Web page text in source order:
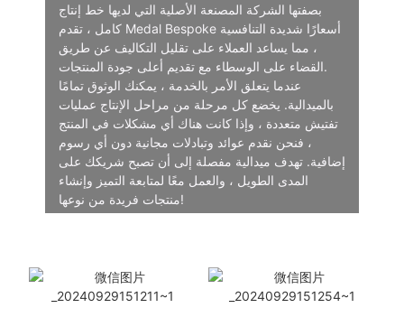
بصفتها الشركة المصنعة الأصلية التي لديها خط إنتاج
كامل ، تقدم Medal Bespoke أسعارًا شديدة التنافسية
، مما يساعد العملاء على تقليل التكاليف عن طريق
القضاء على الوسطاء مع تقديم أعلى جودة المنتجات.
عندما يتعلق الأمر بالخدمة ، يمكنك الوثوق تمامًا
بالميدالية. يخضع كل مرحلة من مراحل الإنتاج عمليات
تفتيش متعددة ، وإذا كانت هناك أي مشكلات في المنتج
، فنحن نقدم عوائد وتبادلات مجانية دون أي رسوم
إضافية. تهدف ميدالية مفصلة إلى أن تصبح شريكك على
المدى الطويل ، والعمل معًا لمتابعة التميز وإنشاء
منتجات فريدة من نوعها!